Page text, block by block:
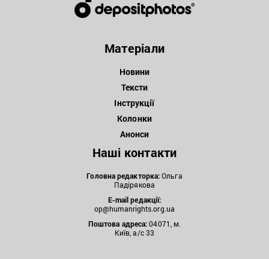
Матеріали
Новини
Тексти
Інструкції
Колонки
Анонси
Наші контакти
Головна редакторка:Ольга
Падірякова
E-mail редакції:
op@humanrights.org.ua
Поштова адреса:04071, м.
Київ, а/с 33